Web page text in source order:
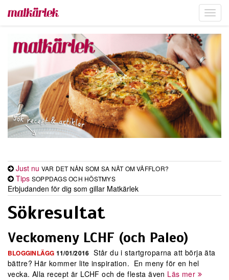
Just nu VAR DET NÅN SOM SA NÅT OM VÅFFLOR?
Tips SOPPDAGS OCH HÖSTMYS
Erbjudanden för dig som gillar Matkärlek
Sökresultat
Veckomeny LCHF (och Paleo)
BLOGGINLÄGG 11/01/2016 Står du i startgroparna att börja äta
bättre? Här kommer lite inspiration. En meny för en hel
vecka. Alla recept är LCHF och de flesta även Läs mer